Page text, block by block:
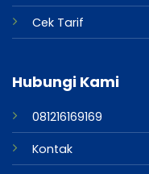
Cek Tarif
Hubungi Kami
081216169169
Kontak